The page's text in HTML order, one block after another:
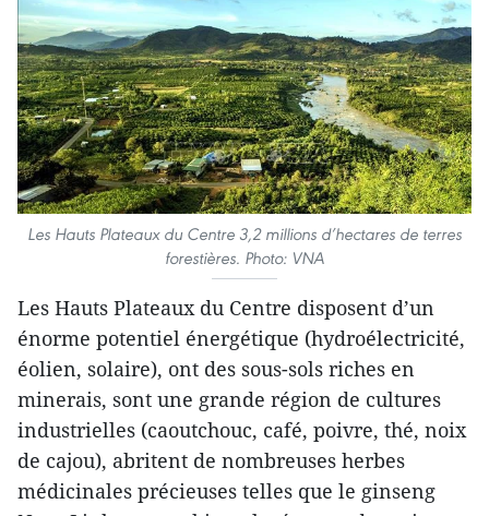
Les Hauts Plateaux du Centre 3,2 millions d’hectares de terres
forestières. Photo: VNA
Les Hauts Plateaux du Centre disposent d’un
énorme potentiel énergétique (hydroélectricité,
éolien, solaire), ont des sous-sols riches en
minerais, sont une grande région de cultures
industrielles (caoutchouc, café, poivre, thé, noix
de cajou), abritent de nombreuses herbes
médicinales précieuses telles que le ginseng